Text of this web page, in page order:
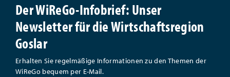
Der WiReGo-Infobrief: Unser
Newsletter für die Wirtschaftsregion
Goslar
Erhalten Sie regelmäßige Informationen zu den Themen der
WiReGo bequem per E-Mail.